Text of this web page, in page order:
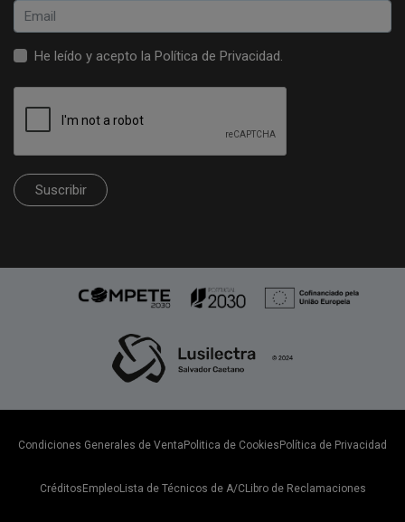
He leído y acepto la Política de Privacidad
Suscribir
Condiciones Generales de VentaPolitica de CookiesPolítica de Privacidad
CréditosEmpleoLista de Técnicos de A/CLibro de Reclamaciones